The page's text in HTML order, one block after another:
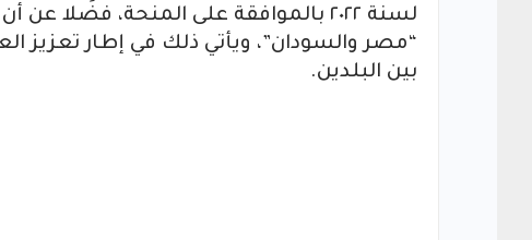
لسنة ٢٠٢٢ بالموافقة على المنحة،
“مصر والسودان”، ويأتي ذلك في إطار تعزيز
بين البلدين.